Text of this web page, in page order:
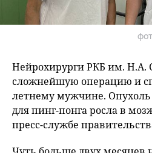
Нейрохирурги РКБ им. Н.А.
сложнейшую операцию и
летнему мужчине.
для пинг-понга росла в
пресс-службе